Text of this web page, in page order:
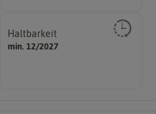
Haltbarkeit
min. 12/2027
und Pflanzgut sehr gut keimen
sollte.